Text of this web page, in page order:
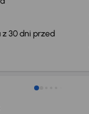
z 30 dni przed